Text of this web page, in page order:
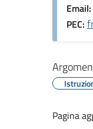
Email:
PEC:
Pagina